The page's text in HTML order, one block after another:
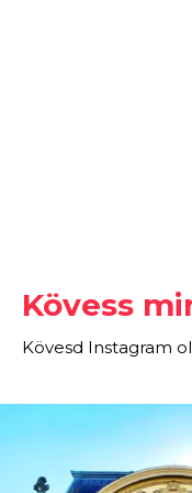
Kövess
Kövesd Instagram